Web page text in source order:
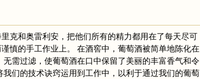
克和奥雷利安，把他们所有的精力都用在了每天尽可
慎的手工作业上。 在酒窖中，葡萄酒被简单地陈化在
无需过滤，使葡萄酒在口中保留了美丽的丰富香气和令
我们的技术诀窍运用到工作中，以利于通过我们的葡萄